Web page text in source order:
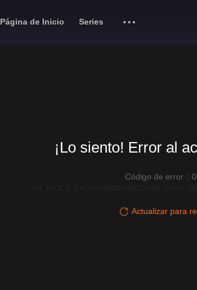
Página de Inicio Series
¡Lo siento! Error al
Código de error：
Actualizar para